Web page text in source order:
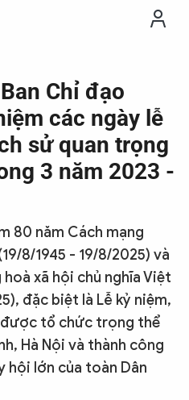
Chỉ đạo
các ngày lễ
sử quan trọng
3 năm 2023 -
80 năm Cách mạng
8/1945 - 19/8/2025) và
xã hội chủ nghĩa Việt
đặc biệt là Lễ kỷ niệm,
được tổ chức trọng thể
Hà Nội và thành công
hội lớn của toàn Dân